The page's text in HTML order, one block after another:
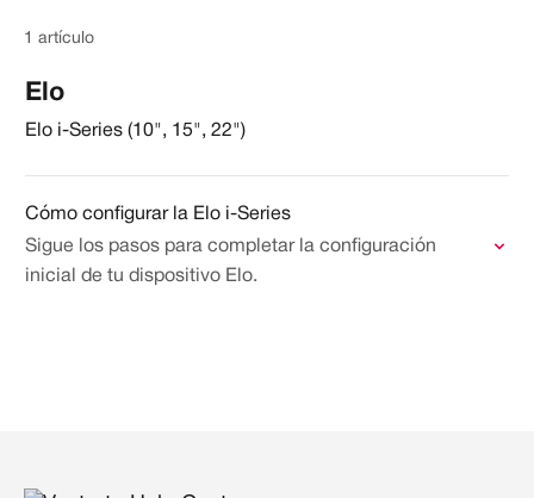
1 artículo
Elo
Elo i-Series (10", 15", 22")
Cómo configurar la Elo i-Series
Sigue los pasos para completar la configuración
inicial de tu dispositivo Elo.